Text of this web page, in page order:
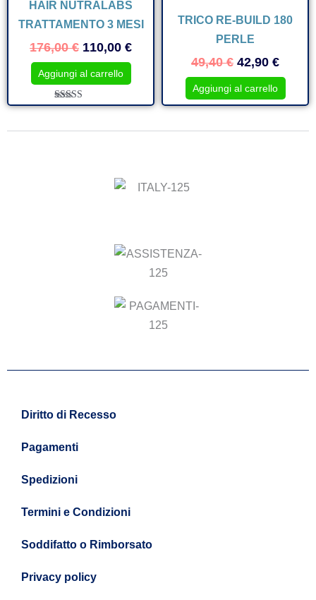
HAIR NUTRALABS
TRATTAMENTO 3 MESI
176,00€
originale
era:
176,00 €.
110,00 €
attuale
è:
Aggiungi al carrello
Valutato
TRICO RE-BUILD 180
PERLE
49,40€
era:
49,40 €.
42,90 €
è:
Aggiungi al carrello
Diritto di Recesso
Pagamenti
Spedizioni
Termini e Condizioni
Soddifatto o Rimborsato
Privacy policy